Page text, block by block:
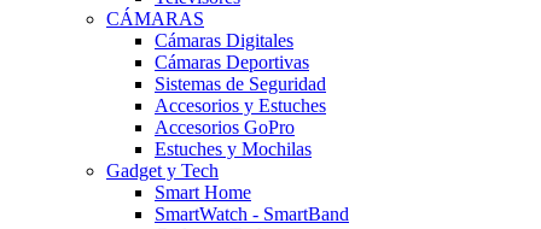
CÁMARAS
Cámaras Digitales
Cámaras Deportivas
Sistemas de Seguridad
Accesorios y Estuches
Accesorios GoPro
Estuches y Mochilas
Gadget y Tech
Smart Home
SmartWatch - SmartBand